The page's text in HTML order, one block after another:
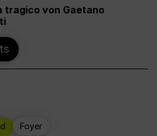
tragico von Gaetano
Foyer